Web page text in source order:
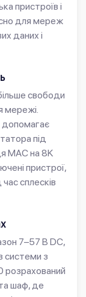
пристроїв і
для мереж
даних і
свободи
мережі.
допомагає
під
MAC на 8K
пристрої,
сплесків
7–57 В DC,
системи з
розрахований
шаф, де